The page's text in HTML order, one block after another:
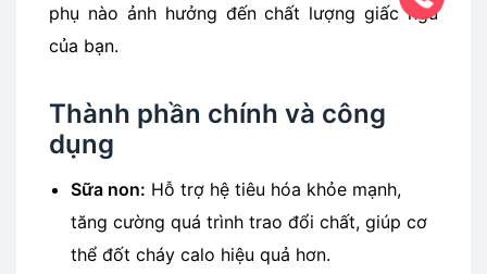
phụ nào ảnh hưởng đến chất lượng giấc ngủ
của bạn.
Thành phần chính và công
dụng
Sữa non: Hỗ trợ hệ tiêu hóa khỏe mạnh,
tăng cường quá trình trao đổi chất, giúp cơ
thể đốt cháy calo hiệu quả hơn.